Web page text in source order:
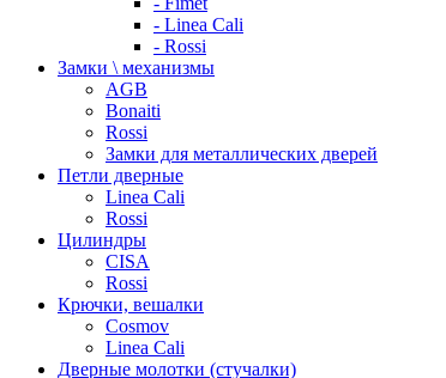
- Linea Cali
- Rossi
Замки \ механизмы
AGB
Bonaiti
Rossi
Замки для металлических дверей
Петли дверные
Linea Cali
Rossi
Цилиндры
CISA
Rossi
Крючки, вешалки
Cosmov
Linea Cali
Дверные молотки (стучалки)